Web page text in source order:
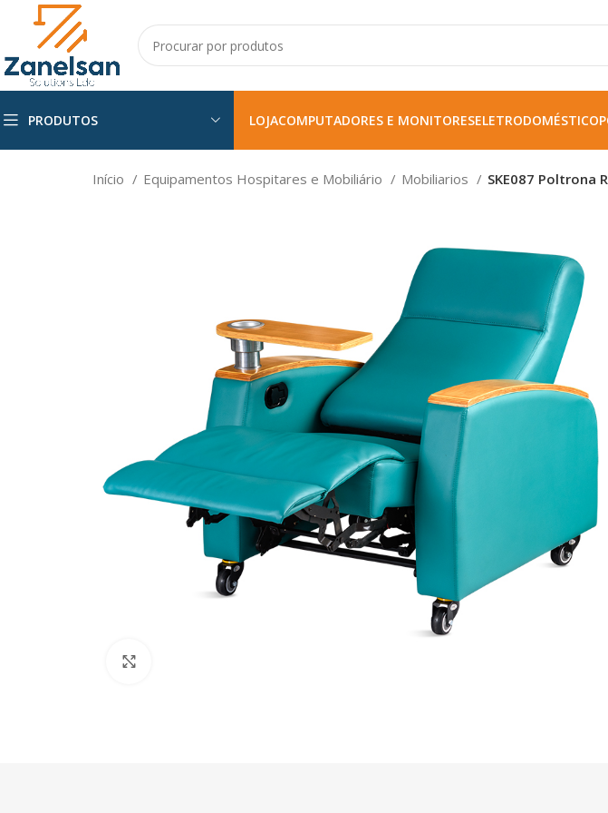
PRODUTOS LOJACOMPUTADORES E MONITORESELETRODOMÉSTICO
Início Equipamentos Hospitares e Mobiliário Mobiliarios SKE087 Poltrona